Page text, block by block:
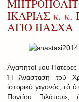
ΙΚΑΡΙΑΣ κ.
ΑΓΙΟ ΠΑΣΧΑ
Ἀγαπητοί μου Πατέρες
Ἡ Ἀνάσταση τοῦ
ἱστορικό γεγονός, τό
Ποντίου Πιλάτου»,